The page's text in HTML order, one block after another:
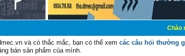
Chào mừng các
và có thắc mắc, bạn có thể xem các câu hỏi thường
bán sản phẩm của mình.